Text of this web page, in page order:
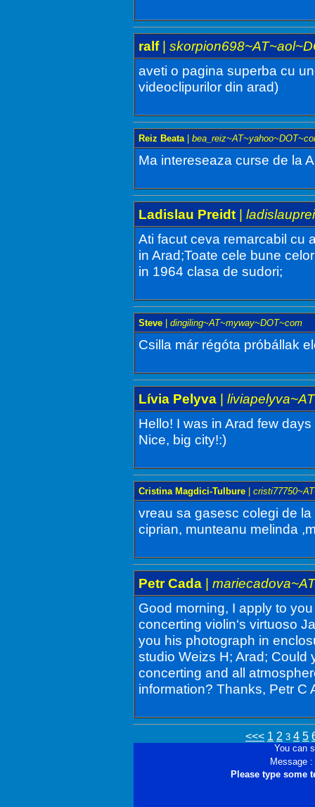
ralf|
aveti o pagina superba cu
videoclipurilor din arad)
Reiz Beata|
Ma intereseaza curse de la
Ladislau Preidt |
Ati facut ceva remarcabil cu
in Arad;Toate cele bune
in 1964 clasa de sudori;
Steve dingiling~AT~myway~DOT~com
Csilla már régóta próbállak
Lívia Pelyva |
Hello! I was in Arad few
Nice, big city!:)
Cristina Magdici-Tulbure
vreau sa gasesc colegi de
ciprian, munteanu melinda
Petr Cada |
Good morning, I apply to
concerting violin‘s virtuoso
you his photograph in
studio Weizs H; Arad; Could
concerting and all
information? Thanks, Petr C
<<< 1 2 3 4 5
You can
Message :
Please type some